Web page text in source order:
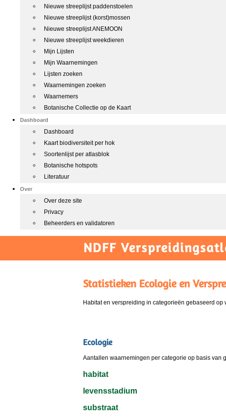
Nieuwe streeplijst paddenstoelen
Nieuwe streeplijst (korst)mossen
Nieuwe streeplijst ANEMOON
Nieuwe streeplijst weekdieren
Mijn Lijsten
Mijn Waarnemingen
Lijsten zoeken
Waarnemingen zoeken
Waarnemers
Botanische Collectie op de Kaart
Dashboard
Dashboard
Kaart biodiversiteit per hok
Soortenlijst per atlasblok
Botanische hotspots
Literatuur
Over
Over deze site
Privacy
Beheerders en validatoren
NDFF
Statistieken Ecologie en
Habitat en verspreiding in categorieën gebaseerd
Ecologie
Aantallen waarnemingen per categorie op basis van
habitat
levensstadium
substraat